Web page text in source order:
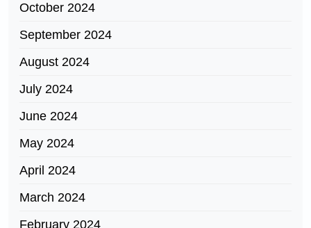
October 2024
September 2024
August 2024
July 2024
June 2024
May 2024
April 2024
March 2024
February 2024